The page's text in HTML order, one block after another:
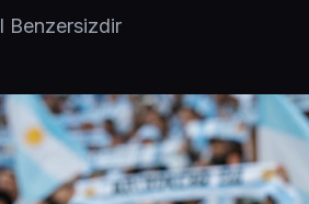
Benzersizdir